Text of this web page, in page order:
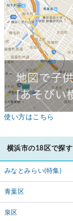
使い方はこちら
横浜市の18区で探す
みなとみらい(特集)
青葉区
泉区